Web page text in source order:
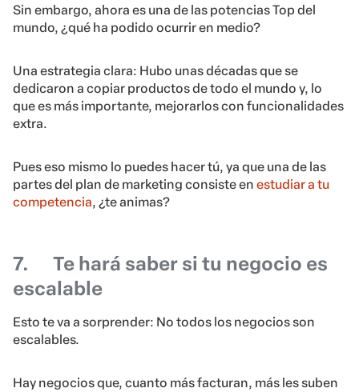
Sin embargo, ahora es una de las potencias Top del
mundo, ¿qué ha podido ocurrir en medio?
Una estrategia clara: Hubo unas décadas que se
dedicaron a copiar productos de todo el mundo y, lo
que es más importante, mejorarlos con funcionalidades
extra.
Pues eso mismo lo puedes hacer tú, ya que una de las
partes del plan de marketing consiste en estudiar a tu
competencia, ¿te animas?
7.
Te hará saber si tu negocio es
escalable
Esto te va a sorprender: No todos los negocios son
escalables.
Hay negocios que, cuanto más facturan, más les suben